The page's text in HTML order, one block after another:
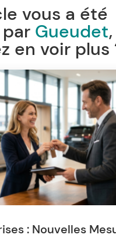
vous a été
Gueudet
en voir plus
: Nouvelles